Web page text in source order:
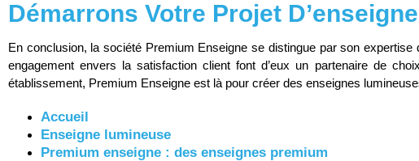
Démarrons Votre Projet D’enseigne
En conclusion, la société Premium Enseigne se distingue par son
engagement envers la satisfaction client font d’eux un partenaire de
établissement, Premium Enseigne est là pour créer des enseignes
Accueil
Enseigne lumineuse
Premium enseigne : des enseignes premium